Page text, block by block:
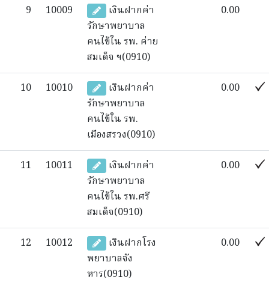
9 10009
เงินฝากค่า
รักษาพยาบาล
คนไข้ใน รพ. ค่าย
สมเด็จ ฯ(0910)
0.00
10 10010
เงินฝากค่า
รักษาพยาบาล
คนไข้ใน รพ.
เมืองสรวง(0910)
0.00
11 10011
เงินฝากค่า
รักษาพยาบาล
คนไข้ใน รพ.ศรี
สมเด็จ(0910)
0.00
12 10012
เงินฝากโรง
พยาบาลจัง
หาร(0910)
0.00